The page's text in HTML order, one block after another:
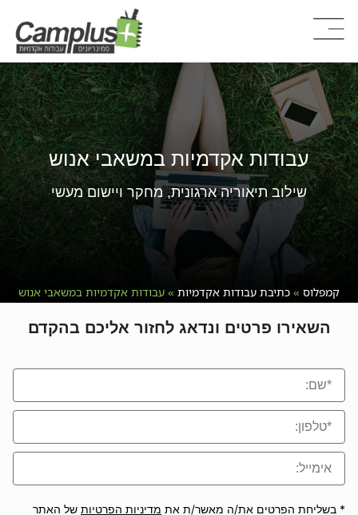
עבודות אקדמיות במשאבי אנוש
שילוב תיאוריה ארגונית, מחקר ויישום מעשי
קמפלוס » כתיבת עבודות אקדמיות » עבודות אקדמיות במשאבי אנוש
השאירו פרטים ונדאג לחזור אליכם בהקדם
* בשליחת הפרטים את/ה מאשר/ת את מדיניות הפרטיות של האתר